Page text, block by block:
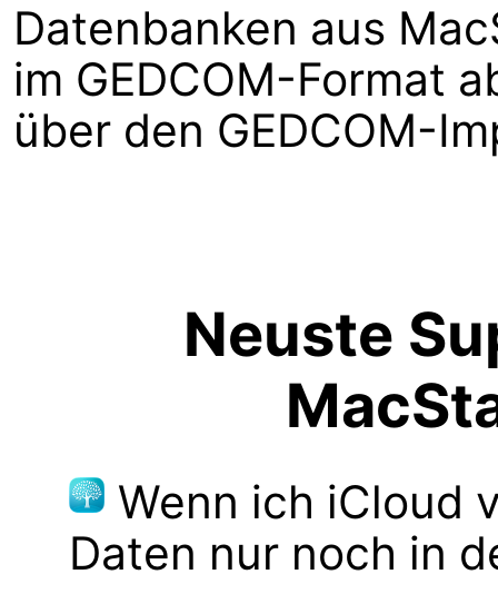
Datenbanken aus
im GEDCOM-Format
über den GEDCOM-
Neuste
Wenn ich iCloud
Daten nur noch in